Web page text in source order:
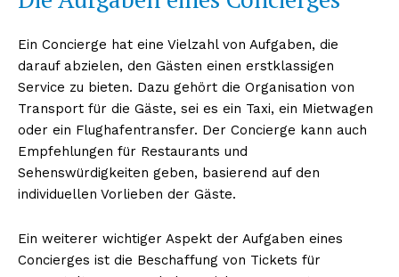
Ein Concierge hat eine Vielzahl von Aufgaben, die
darauf abzielen, den Gästen einen erstklassigen
Service zu bieten. Dazu gehört die Organisation von
Transport für die Gäste, sei es ein Taxi, ein Mietwagen
oder ein Flughafentransfer. Der Concierge kann auch
Empfehlungen für Restaurants und
Sehenswürdigkeiten geben, basierend auf den
individuellen Vorlieben der Gäste.
Ein weiterer wichtiger Aspekt der Aufgaben eines
Concierges ist die Beschaffung von Tickets für